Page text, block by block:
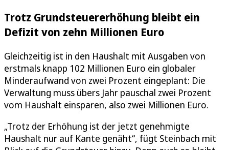
Trotz Grundsteuererhöhung bleibt ein
Defizit von zehn Millionen Euro
Gleichzeitig ist in den Haushalt mit Ausgaben von
erstmals knapp 102 Millionen Euro ein globaler
Minderaufwand von zwei Prozent eingeplant: Die
Verwaltung muss übers Jahr pauschal zwei Prozent
vom Haushalt einsparen, also zwei Millionen Euro.
„Trotz der Erhöhung ist der jetzt genehmigte
Haushalt nur auf Kante genäht“, fügt Steinbach mit